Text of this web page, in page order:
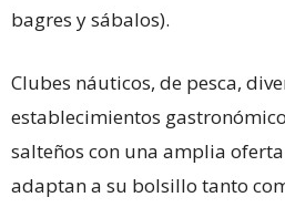
bagres y sábalos).
Clubes náuticos, de pesca,
establecimientos
salteños con una amplia
adaptan a su bolsillo tanto